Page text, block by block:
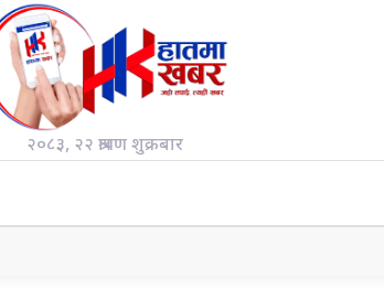
२०८३, २२ श्रावण शुक्रबार